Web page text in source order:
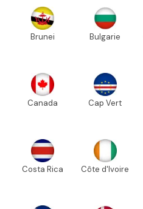
Brunei Bulgarie
Canada Cap Vert
Costa Rica Côte d'Ivoire